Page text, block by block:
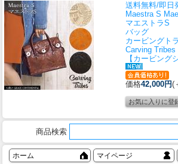
送料無料/即日
Maestra S
マエストラS
バッグ
カービングト
Carving Tribes
【カービング
価格42,000円(
商品検索
ホーム マイページ